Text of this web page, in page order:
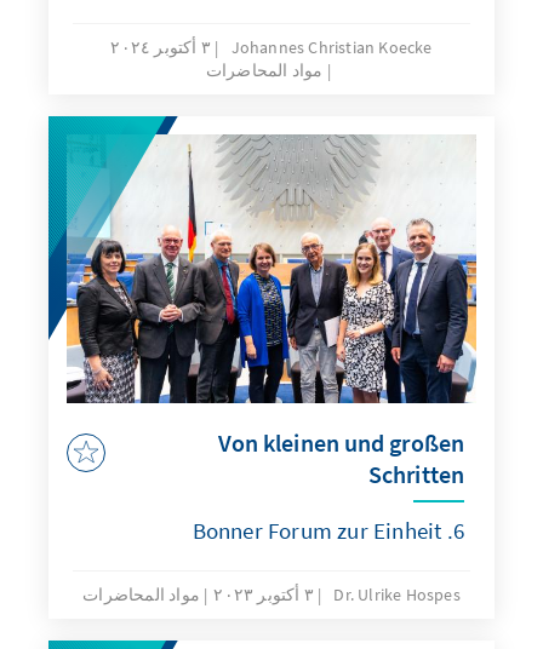
Johannes Christian Koecke
٣ أكتوبر ٢٠٢٤
مواد المحاضرات
Von kleinen und großen
Schritten
6. Bonner Forum zur Einheit
Dr. Ulrike Hospes ٣ أكتوبر ٢٠٢٣ مواد المحاضرات